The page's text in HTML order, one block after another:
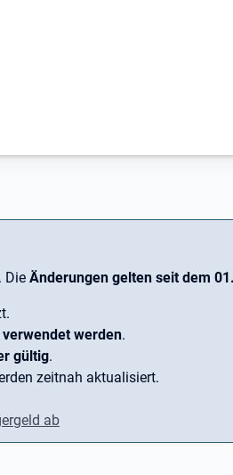
Die Änderungen gelten seit dem
werden.
gültig.
zeitnah aktualisiert.
ab